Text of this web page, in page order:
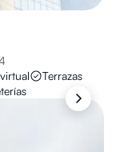
Terrazas